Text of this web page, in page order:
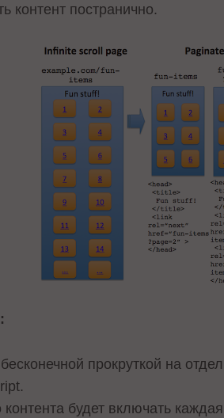
контент постранично.
прокруткой на
будет включать